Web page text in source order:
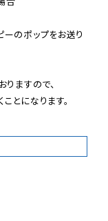
のポップをお送り
ますので、
とになります。